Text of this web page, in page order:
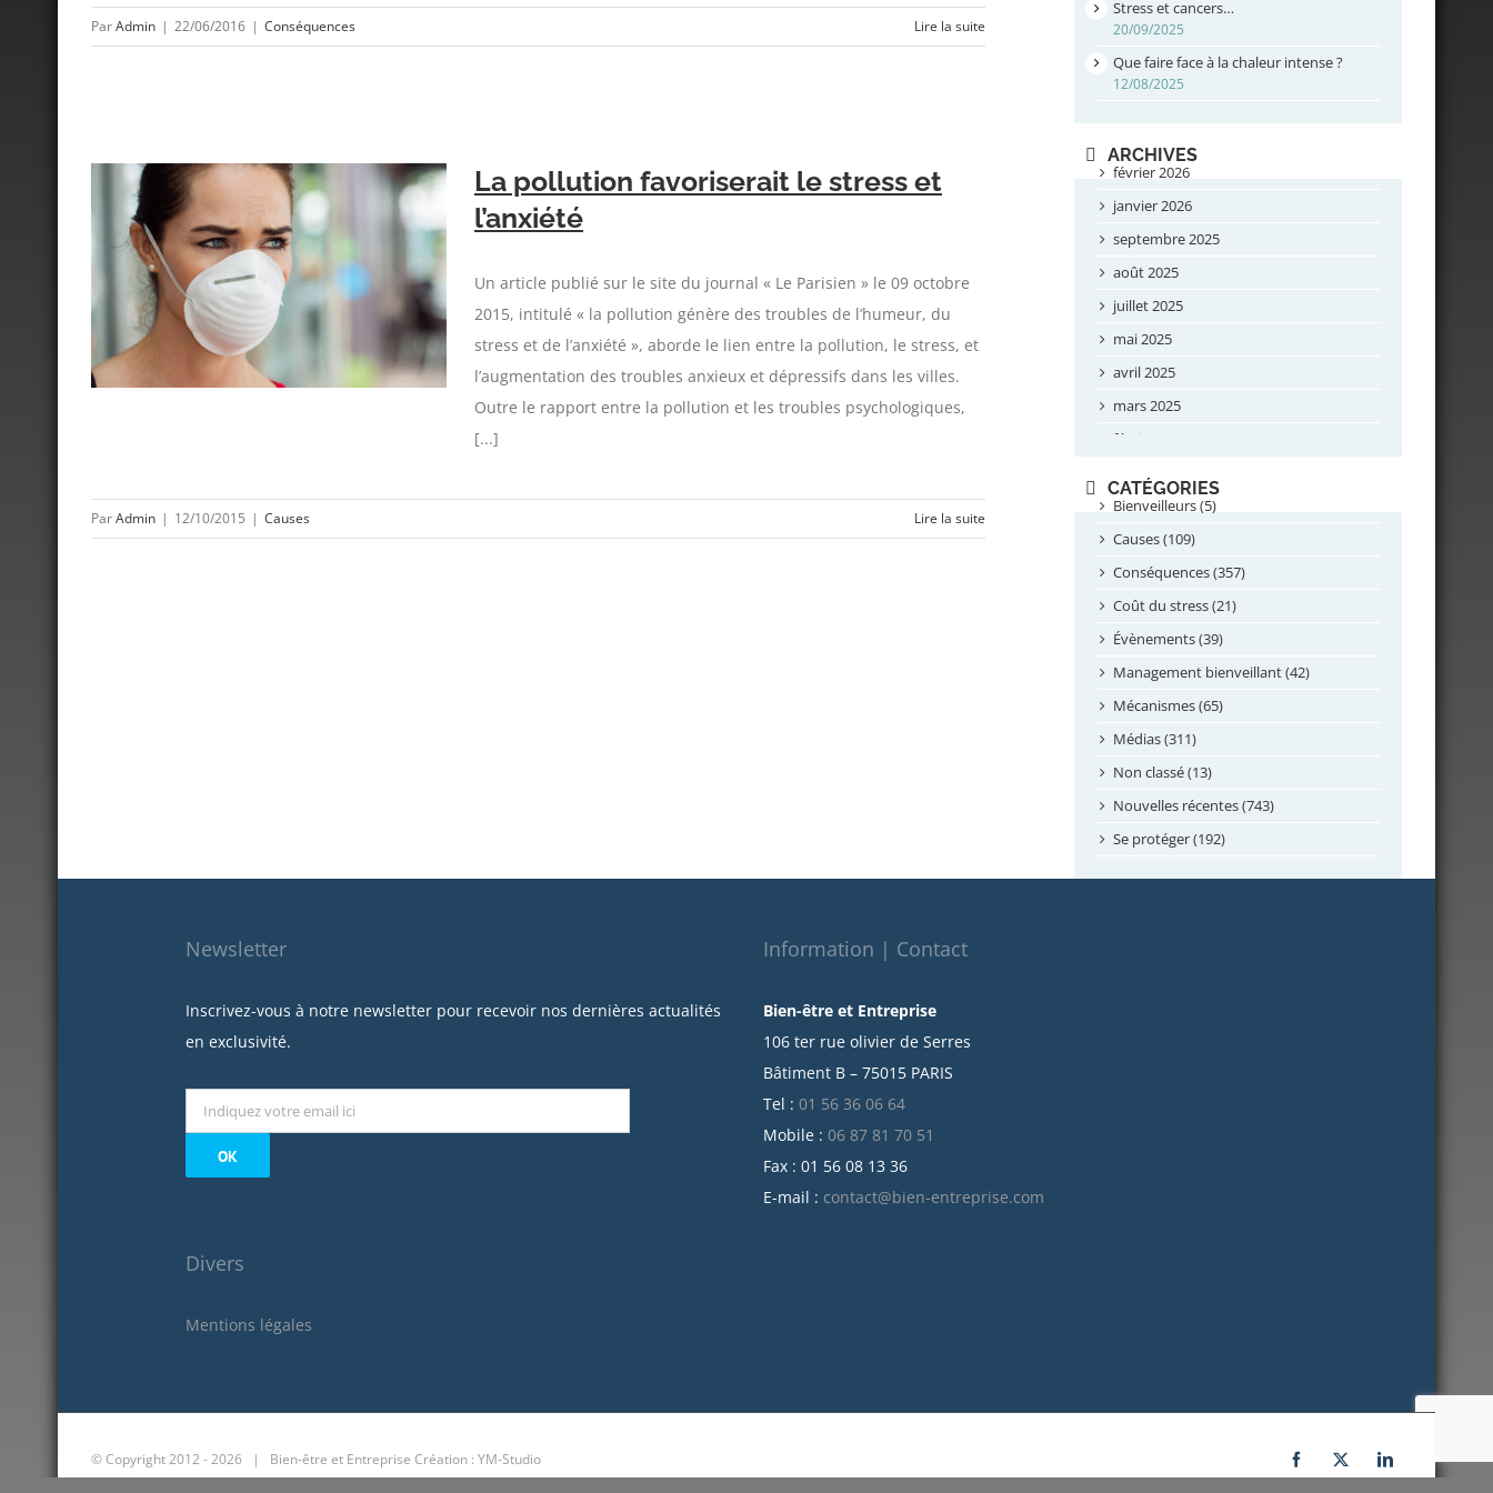
ParAdmin | 22/06/2016 | Conséquences Lire la suite
La pollution favoriserait le stress et
l’anxiété
Un article publié sur le site du journal « Le Parisien » le 09 octobre
2015, intitulé « la pollution génère des troubles de l’humeur, du
stress et de l’anxiété », aborde le lien entre la pollution, le stress, et
l’augmentation des troubles anxieux et dépressifs dans les villes.
Outre le rapport entre la pollution et les troubles psychologiques,
[...]
ParAdmin | 12/10/2015 | Causes Lire la suite
Stress et cancers…
20/09/2025
Que faire face à la chaleur intense ?
12/08/2025
ARCHIVES
février 2026
janvier 2026
septembre 2025
août 2025
juillet 2025
mai 2025
avril 2025
mars 2025
février 2025
septembre 2024
août 2024
juillet 2024
juin 2024
mai 2024
avril 2024
février 2024
janvier 2024
novembre 2023
octobre 2023
septembre 2023
CATÉGORIES
Bienveilleurs (5)
Causes (109)
Conséquences (357)
Coût du stress (21)
Évènements (39)
Management bienveillant (42)
Mécanismes (65)
Médias (311)
Non classé (13)
Nouvelles récentes (743)
Se protéger (192)
Newsletter
Inscrivez-vous à notre newsletter pour recevoir nos dernières actualités
en exclusivité.
Divers
Mentions légales
Information | Contact
Bien-être et Entreprise
106 ter rue olivier de Serres
Bâtiment B – 75015 PARIS
Tel : 01 56 36 06 64
Mobile : 06 87 81 70 51
Fax : 01 56 08 13 36
E-mail : contact@bien-entreprise.com
© Copyright 2012 -2026 | Bien-être et Entreprise Création : YM-Studio Facebook
X LinkedIn